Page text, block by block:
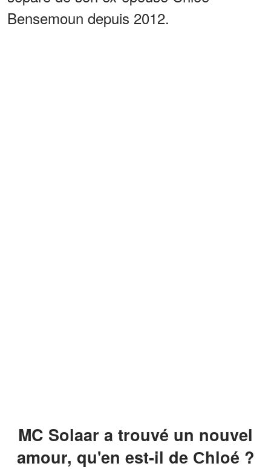
Bensemoun depuis 2012.
MC Solaar a trouvé un nouvel
amour, qu'en est-il de Сhloé ?